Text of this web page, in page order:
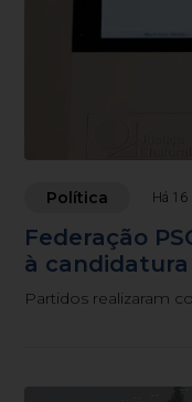
Política Há 16
Federação
à
Partidos realizaram